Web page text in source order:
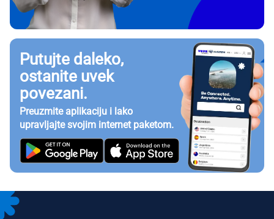
Putujte daleko,
ostanite uvek
povezani.
Preuzmite aplikaciju i lako
upravljajte svojim internet paketom.